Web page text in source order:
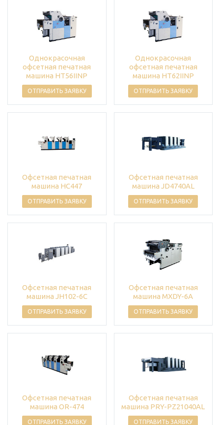
Однокрасочная
офсетная печатная
машина HT56IINP
ОТПРАВИТЬ ЗАЯВКУ
Однокрасочная
офсетная печатная
машина HT62IINP
ОТПРАВИТЬ ЗАЯВКУ
Офсетная печатная
машина HC447
ОТПРАВИТЬ ЗАЯВКУ
Офсетная печатная
машина JD4740AL
ОТПРАВИТЬ ЗАЯВКУ
Офсетная печатная
машина JH102-6C
ОТПРАВИТЬ ЗАЯВКУ
Офсетная печатная
машина MXDY-6A
ОТПРАВИТЬ ЗАЯВКУ
Офсетная печатная
машина OR-474
ОТПРАВИТЬ ЗАЯВКУ
Офсетная печатная
машина PRY-PZ21040AL
ОТПРАВИТЬ ЗАЯВКУ